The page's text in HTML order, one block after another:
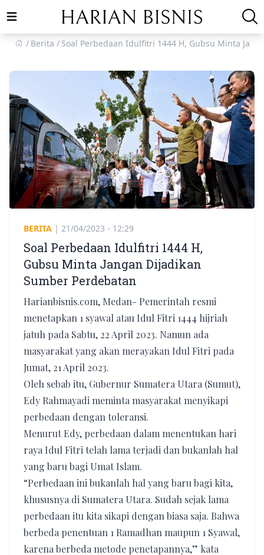
Open main menu
Berita
Soal Perbedaan Idulfitri 1444 H, Gubsu Minta
BERITA | 21/04/2023 - 12:29
Soal Perbedaan Idulfitri 1444 H,
Gubsu Minta Jangan Dijadikan
Sumber Perdebatan
Harianbisnis.com, Medan- Pemerintah resmi
menetapkan 1 syawal atau Idul Fitri 1444 hijriah
jatuh pada Sabtu, 22 April 2023. Namun ada
masyarakat yang akan merayakan Idul Fitri pada
Jumat, 21 April 2023.
Oleh sebab itu, Gubernur Sumatera Utara (Sumut),
Edy Rahmayadi meminta masyarakat menyikapi
perbedaan dengan toleransi.
Menurut Edy, perbedaan dalam menentukan hari
raya Idul Fitri telah lama terjadi dan bukanlah hal
yang baru bagi Umat Islam.
“Perbedaan ini bukanlah hal yang baru bagi kita,
khususnya di Sumatera Utara. Sudah sejak lama
perbedaan itu kita sikapi dengan biasa saja. Bahwa
berbeda penentuan 1 Ramadhan maupun 1 Syawal,
karena berbeda metode penetapannya,” kata